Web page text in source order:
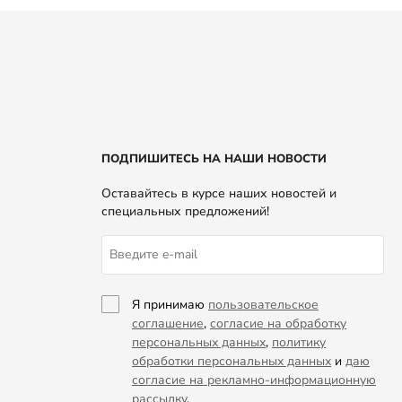
ПОДПИШИТЕСЬ НА НАШИ НОВОСТИ
Оставайтесь в курсе наших новостей и
специальных предложений!
Я принимаю пользовательское
соглашение, согласие на обработку
персональных данных, политику
обработки персональных данных и даю
согласие на рекламно-информационную